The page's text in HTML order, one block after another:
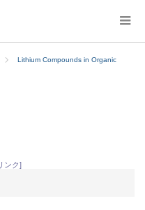
Lithium Compounds in Organic
ンク]